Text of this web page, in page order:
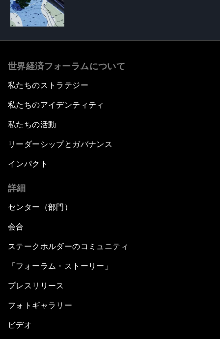
世界経済フォーラムについて
私たちのストラテジー
私たちのアイデンティティ
私たちの活動
リーダーシップとガバナンス
インパクト
詳細
センター（部門）
会合
ステークホルダーのコミュニティ
「フォーラム・ストーリー」
プレスリリース
フォトギャラリー
ビデオ